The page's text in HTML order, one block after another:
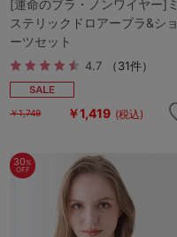
[運命のブラ・ノンワイヤー]ミ
ステリックドロアーブラ&ショ
ーツセット
4.7 （31件）
￥1,749 ￥1,419 (税込)
30%
OFF